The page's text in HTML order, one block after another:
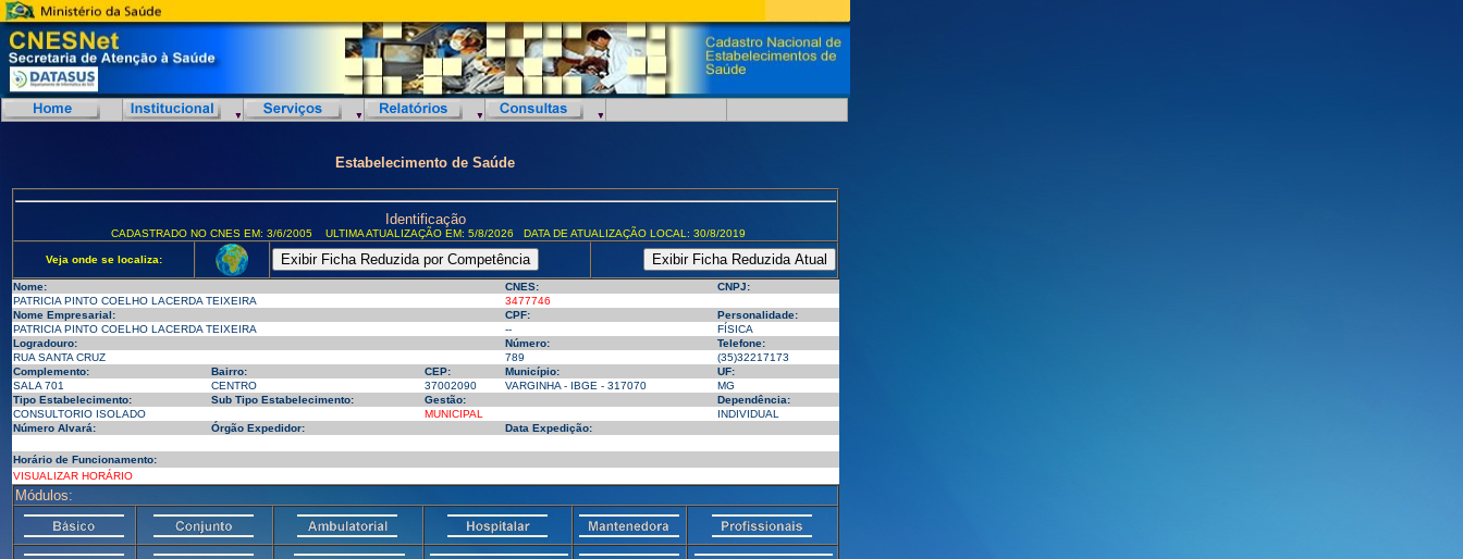
Estabelecimento de Saúde
Identificação
CADASTRADO NO CNES EM: 3/6/2005 ULTIMA ATUALIZAÇÃO EM: 5/8/2026 DATA DE ATUALIZAÇÃO LOCAL: 30/8/2019
Veja onde se localiza:
Nome: CNES:
CNPJ:
PATRICIA PINTO COELHO LACERDA TEIXEIRA
3477746
Nome Empresarial:
CPF:
Personalidade:
PATRICIA PINTO COELHO LACERDA TEIXEIRA
--
FÍSICA
Logradouro:
Número:
Telefone:
RUA SANTA CRUZ
789
(35)32217173
Complemento:
Bairro: CEP: Município:
UF:
SALA 701
CENTRO 37002090 VARGINHA - IBGE - 317070
MG
Tipo Estabelecimento:
Sub Tipo Estabelecimento: Gestão:
Dependência:
CONSULTORIO ISOLADO
MUNICIPAL
INDIVIDUAL
Número Alvará:
Órgão Expedidor: Data Expedição:
Horário de Funcionamento:
VISUALIZAR HORÁRIO
Módulos: